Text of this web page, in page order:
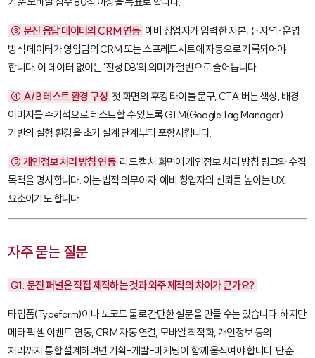
③ 문진 응답 데이터의 CRM 연동 예비 창업자가 입력한 자본금·지역·운영
방식 데이터가 영업팀의 CRM 또는 스프레드시트에 자동으로 기록되어야
합니다. 이 데이터 없이는 '진성 DB'의 의미가 절반으로 줄어듭니다.
④ A/B 테스트 환경 구성 첫 화면의 후킹 타이틀 문구, CTA 버튼 색상, 배경
이미지를 주기적으로 테스트할 수 있도록 GTM(Google Tag Manager)
기반의 실험 환경을 초기 설계 단계부터 포함시킵니다.
⑤ 개인정보 처리 방침 연동 리드 캡처 화면에 개인정보 처리 방침 링크와 수집
목적을 명시합니다. 이는 법적 의무이자, 예비 창업자의 신뢰를 높이는 UX
요소이기도 합니다.
자주 묻는 질문
Q1. 문진 퍼널은 직접 제작하는 것과 외주 제작의 차이가 큰가요?
타입폼(Typeform)이나 노코드 툴로 간단한 설문을 만들 수는 있습니다. 하지만
메타 픽셀 이벤트 연동, CRM 자동 연결, 모바일 최적화, 개인정보 동의
처리까지 통합 설계하려면 기획-개발-마케팅이 함께 움직여야 합니다. 단순